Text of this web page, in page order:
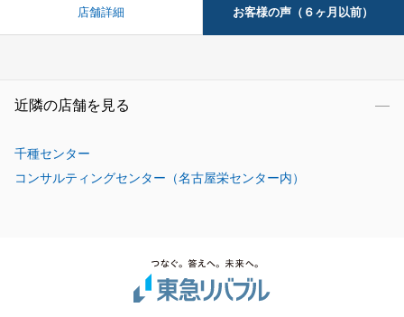
店舗詳細 お客様の声（６ヶ月以前）
近隣の店舗を見る
千種センター
コンサルティングセンター（名古屋栄センター内）